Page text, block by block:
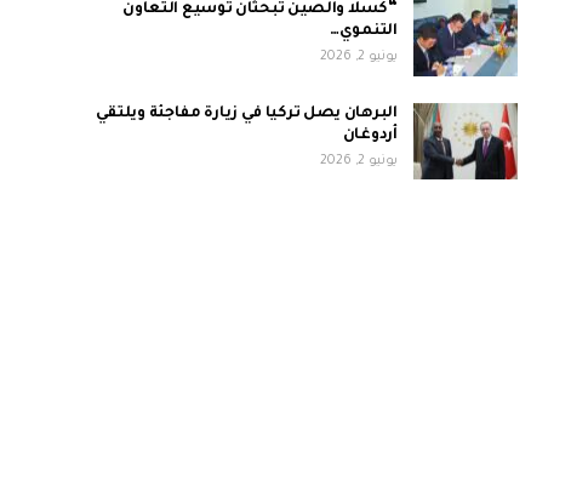
“كسلا والصين تبحثان توسيع التعاون
التنموي…
يونيو 2, 2026
البرهان يصل تركيا في زيارة مفاجئة ويلتقي
أردوغان
يونيو 2, 2026